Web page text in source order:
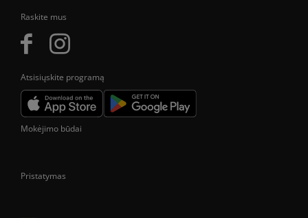
Raskite mus
Atsisiųskite programą
Mokėjimo būdai
Pristatymas